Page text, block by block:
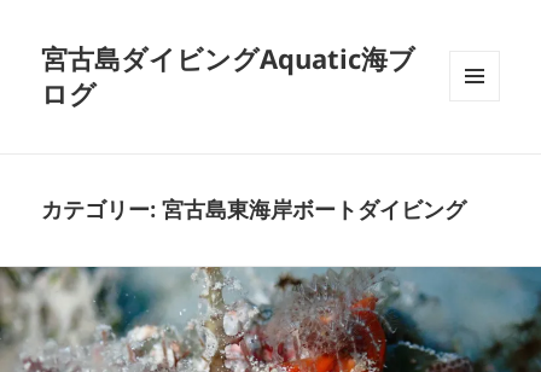
宮古島ダイビングAquatic海ブ
ログ
カテゴリー:宮古島東海岸ボートダイビング